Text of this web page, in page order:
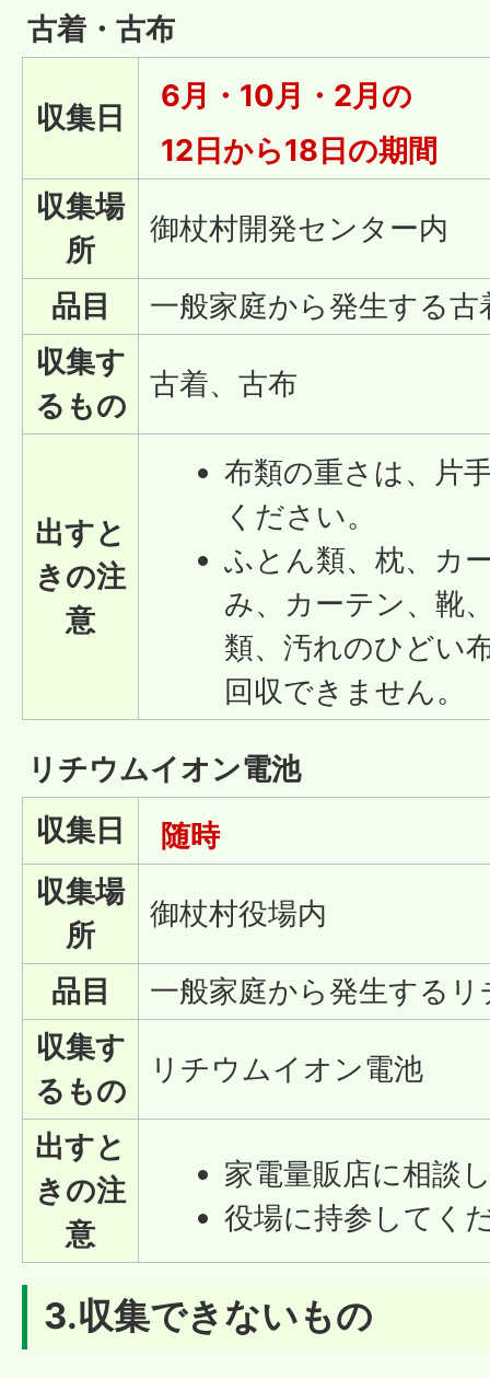
古着・古布
収集日
6月・10月・2月の
12日から18日の期間
収集場
所
御杖村開発センター内
品目
一般家庭から発生する古
収集す
るもの
古着、古布
出すと
きの注
意
布類の重さは、片
ください。
ふとん類、枕、カ
み、カーテン、靴
類、汚れのひどい
回収できません。
リチウムイオン電池
収集日
随時
収集場
所
御杖村役場内
品目
一般家庭から発生する
収集す
るもの
リチウムイオン電池
出すと
きの注
意
家電量販店に相談
役場に持参してく
3.収集できないもの